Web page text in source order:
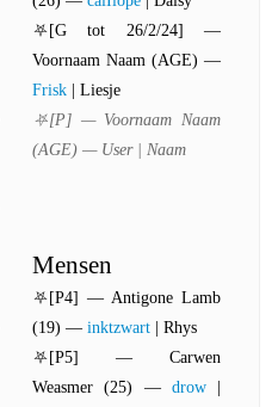
⛧[G tot 26/2/24] —
Voornaam Naam (AGE) —
Frisk | Liesje
⛧[P] — Voornaam Naam
(AGE) — User | Naam
Mensen
⛧[P4] — Antigone Lamb
(19) — inktzwart | Rhys
⛧[P5] — Carwen
Weasmer (25) — drow|